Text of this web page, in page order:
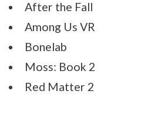
After the Fall
Among Us VR
Bonelab
Moss: Book 2
Red Matter 2